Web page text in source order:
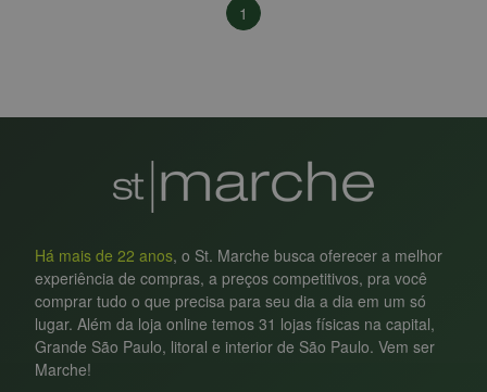
1
Há mais de 22 anos, o St. Marche busca oferecer a melhor
experiência de compras, a preços competitivos, pra você
comprar tudo o que precisa para seu dia a dia em um só
lugar. Além da loja online temos 31 lojas físicas na capital,
Grande São Paulo, litoral e interior de São Paulo. Vem ser
Marche!